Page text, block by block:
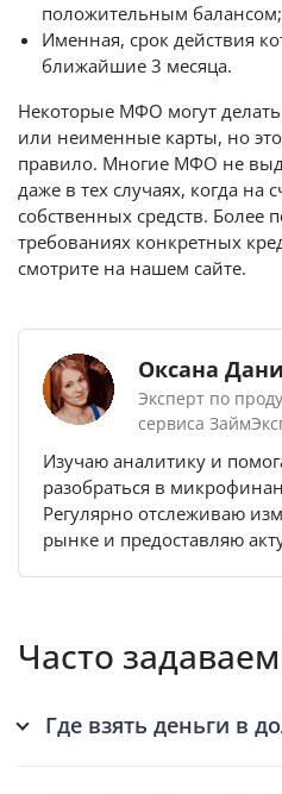
положительным балансом;
Именная, срок действия
ближайшие 3 месяца.
Некоторые МФО могут
или неименные карты, но
правило. Многие МФО не
даже в тех случаях, когда на
собственных средств.
требованиях конкретных
смотрите на нашем сайте.
Оксана
Эксперт по
сервиса
Изучаю аналитику и
разобраться в
Регулярно отслеживаю
рынке и предоставляю
Часто
Где взять деньги в